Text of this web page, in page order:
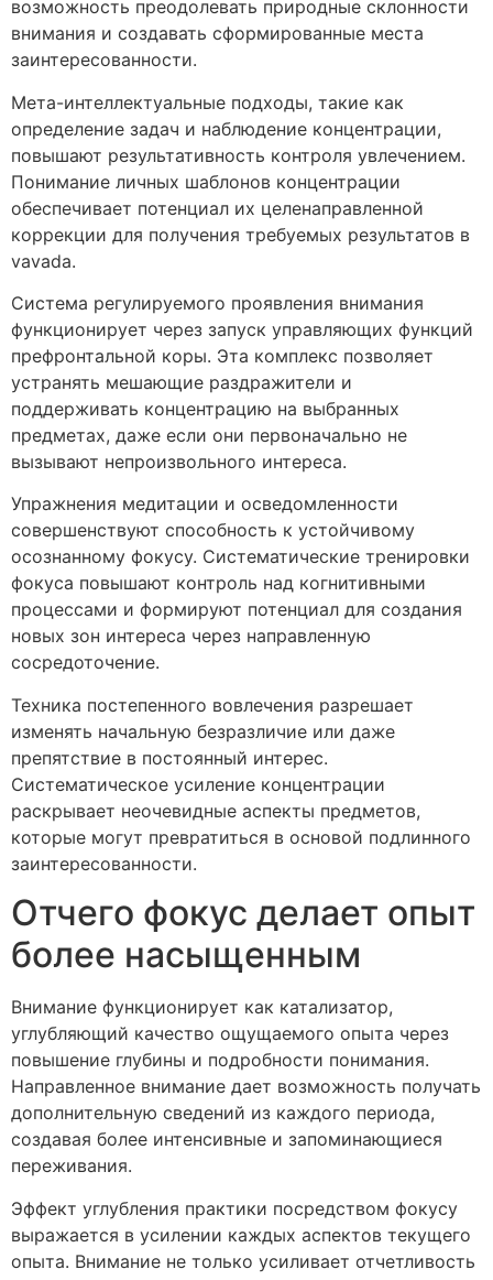
возможность преодолевать природные склонности
внимания и создавать сформированные места
заинтересованности.
Мета-интеллектуальные подходы, такие как
определение задач и наблюдение концентрации,
повышают результативность контроля увлечением.
Понимание личных шаблонов концентрации
обеспечивает потенциал их целенаправленной
коррекции для получения требуемых результатов в
vavada.
Система регулируемого проявления внимания
функционирует через запуск управляющих функций
префронтальной коры. Эта комплекс позволяет
устранять мешающие раздражители и
поддерживать концентрацию на выбранных
предметах, даже если они первоначально не
вызывают непроизвольного интереса.
Упражнения медитации и осведомленности
совершенствуют способность к устойчивому
осознанному фокусу. Систематические тренировки
фокуса повышают контроль над когнитивными
процессами и формируют потенциал для создания
новых зон интереса через направленную
сосредоточение.
Техника постепенного вовлечения разрешает
изменять начальную безразличие или даже
препятствие в постоянный интерес.
Систематическое усиление концентрации
раскрывает неочевидные аспекты предметов,
которые могут превратиться в основой подлинного
заинтересованности.
Отчего фокус делает опыт
более насыщенным
Внимание функционирует как катализатор,
углубляющий качество ощущаемого опыта через
повышение глубины и подробности понимания.
Направленное внимание дает возможность получать
дополнительную сведений из каждого периода,
создавая более интенсивные и запоминающиеся
переживания.
Эффект углубления практики посредством фокусу
выражается в усилении каждых аспектов текущего
опыта. Внимание не только усиливает отчетливость